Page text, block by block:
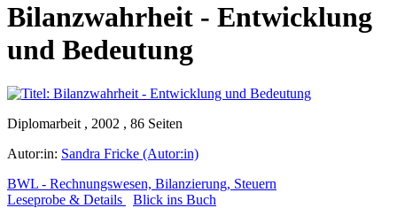
Bilanzwahrheit - Entwicklung
und Bedeutung
Diplomarbeit , 2002 , 86 Seiten
Autor:in: Sandra Fricke (Autor:in)
BWL - Rechnungswesen, Bilanzierung, Steuern
Leseprobe & Details
Blick ins Buch